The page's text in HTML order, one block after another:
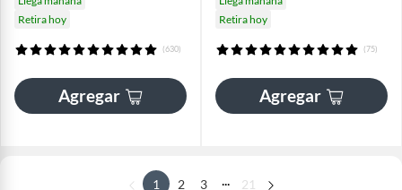
Retira hoy
(630)
Agregar
Retira hoy
(75)
Agregar
1 2 3 21